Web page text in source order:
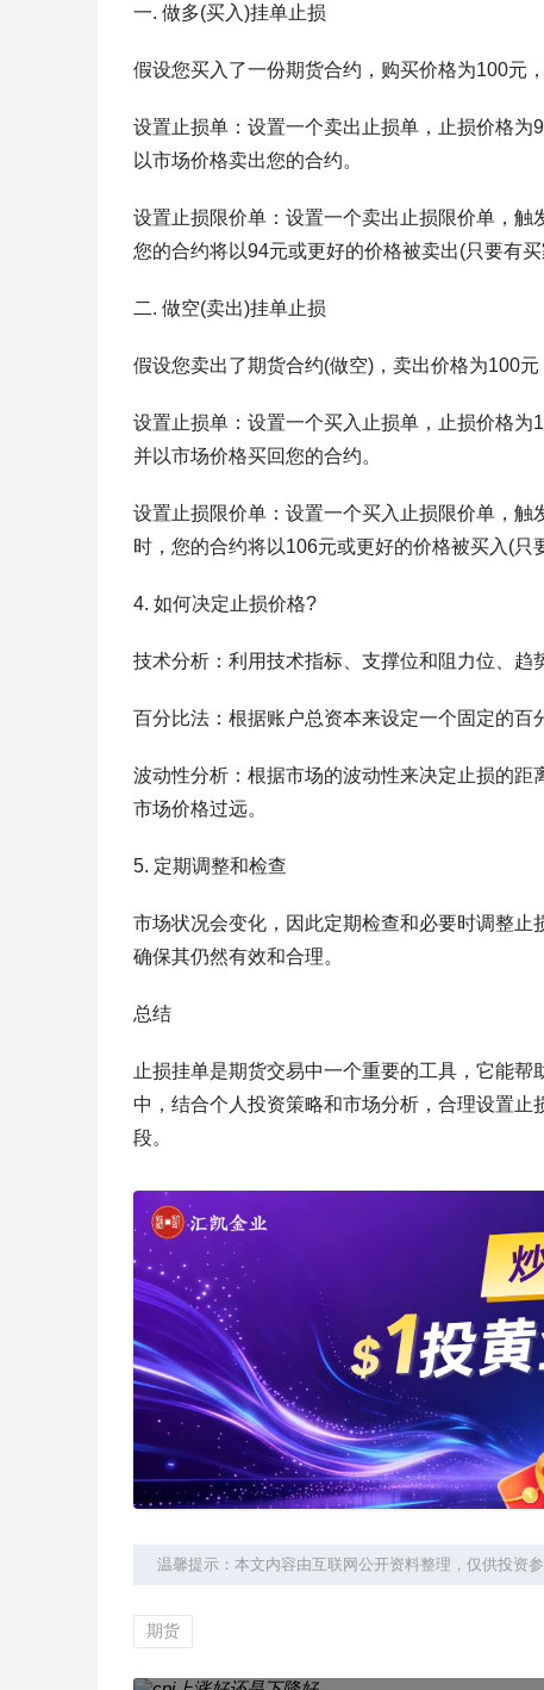
一. 做多(买入)挂单止损
假设您买入了一份期货合约，购买价格为100元
设置止损单：设置一个卖出止损单，止损价格
以市场价格卖出您的合约。
设置止损限价单：设置一个卖出止损限价单，触
您的合约将以94元或更好的价格被卖出(只要有买
二. 做空(卖出)挂单止损
假设您卖出了期货合约(做空)，卖出价格为100
设置止损单：设置一个买入止损单，止损价格为
并以市场价格买回您的合约。
设置止损限价单：设置一个买入止损限价单，
时，您的合约将以106元或更好的价格被买入(只
4. 如何决定止损价格?
技术分析：利用技术指标、支撑位和阻力位、趋
百分比法：根据账户总资本来设定一个固定的百
波动性分析：根据市场的波动性来决定止损的
市场价格过远。
5. 定期调整和检查
市场状况会变化，因此定期检查和必要时调整
确保其仍然有效和合理。
总结
止损挂单是期货交易中一个重要的工具，它能
中，结合个人投资策略和市场分析，合理设置
段。
温馨提示：本文内容由互联网公开资料整理，仅供投资参
期货